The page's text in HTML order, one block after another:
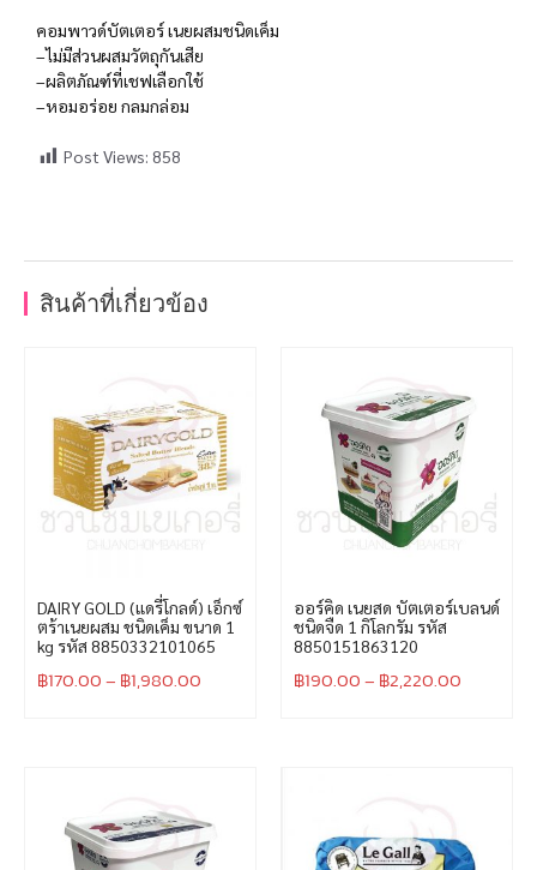
คอมพาวด์บัตเตอร์ เนยผสมชนิดเค็ม
–ไม่มีส่วนผสมวัตถุกันเสีย
–ผลิตภัณฑ์ที่เชฟเลือกใช้
–หอมอร่อย กลมกล่อม
Post Views: 858
สินค้าที่เกี่ยวข้อง
DAIRY GOLD (แดรี่โกลด์) เอ็กซ์
ตร้าเนยผสม ชนิดเค็ม ขนาด 1
kg รหัส 8850332101065
฿170.00– ฿1,980.00
ออร์คิด เนยสด บัตเตอร์เบลนด์
ชนิดจืด 1 กิโลกรัม รหัส
8850151863120
฿190.00– ฿2,220.00